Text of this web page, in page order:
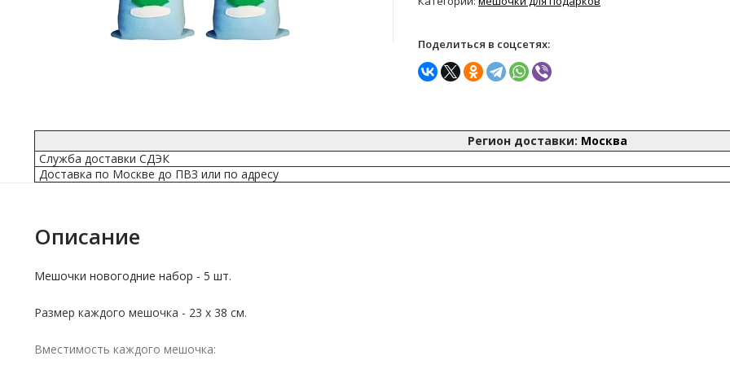
Поделиться в соцсетях:
Регион доставки: Москва
Служба доставки СДЭК
Доставка по Москве до ПВЗ или по адресу
Описание
Мешочки новогодние набор - 5 шт.
Размер каждого мешочка - 23 х 38 см.
Вместимость каждого мешочка: